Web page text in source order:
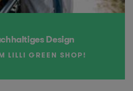
Design
LILLI GREEN SHOP!